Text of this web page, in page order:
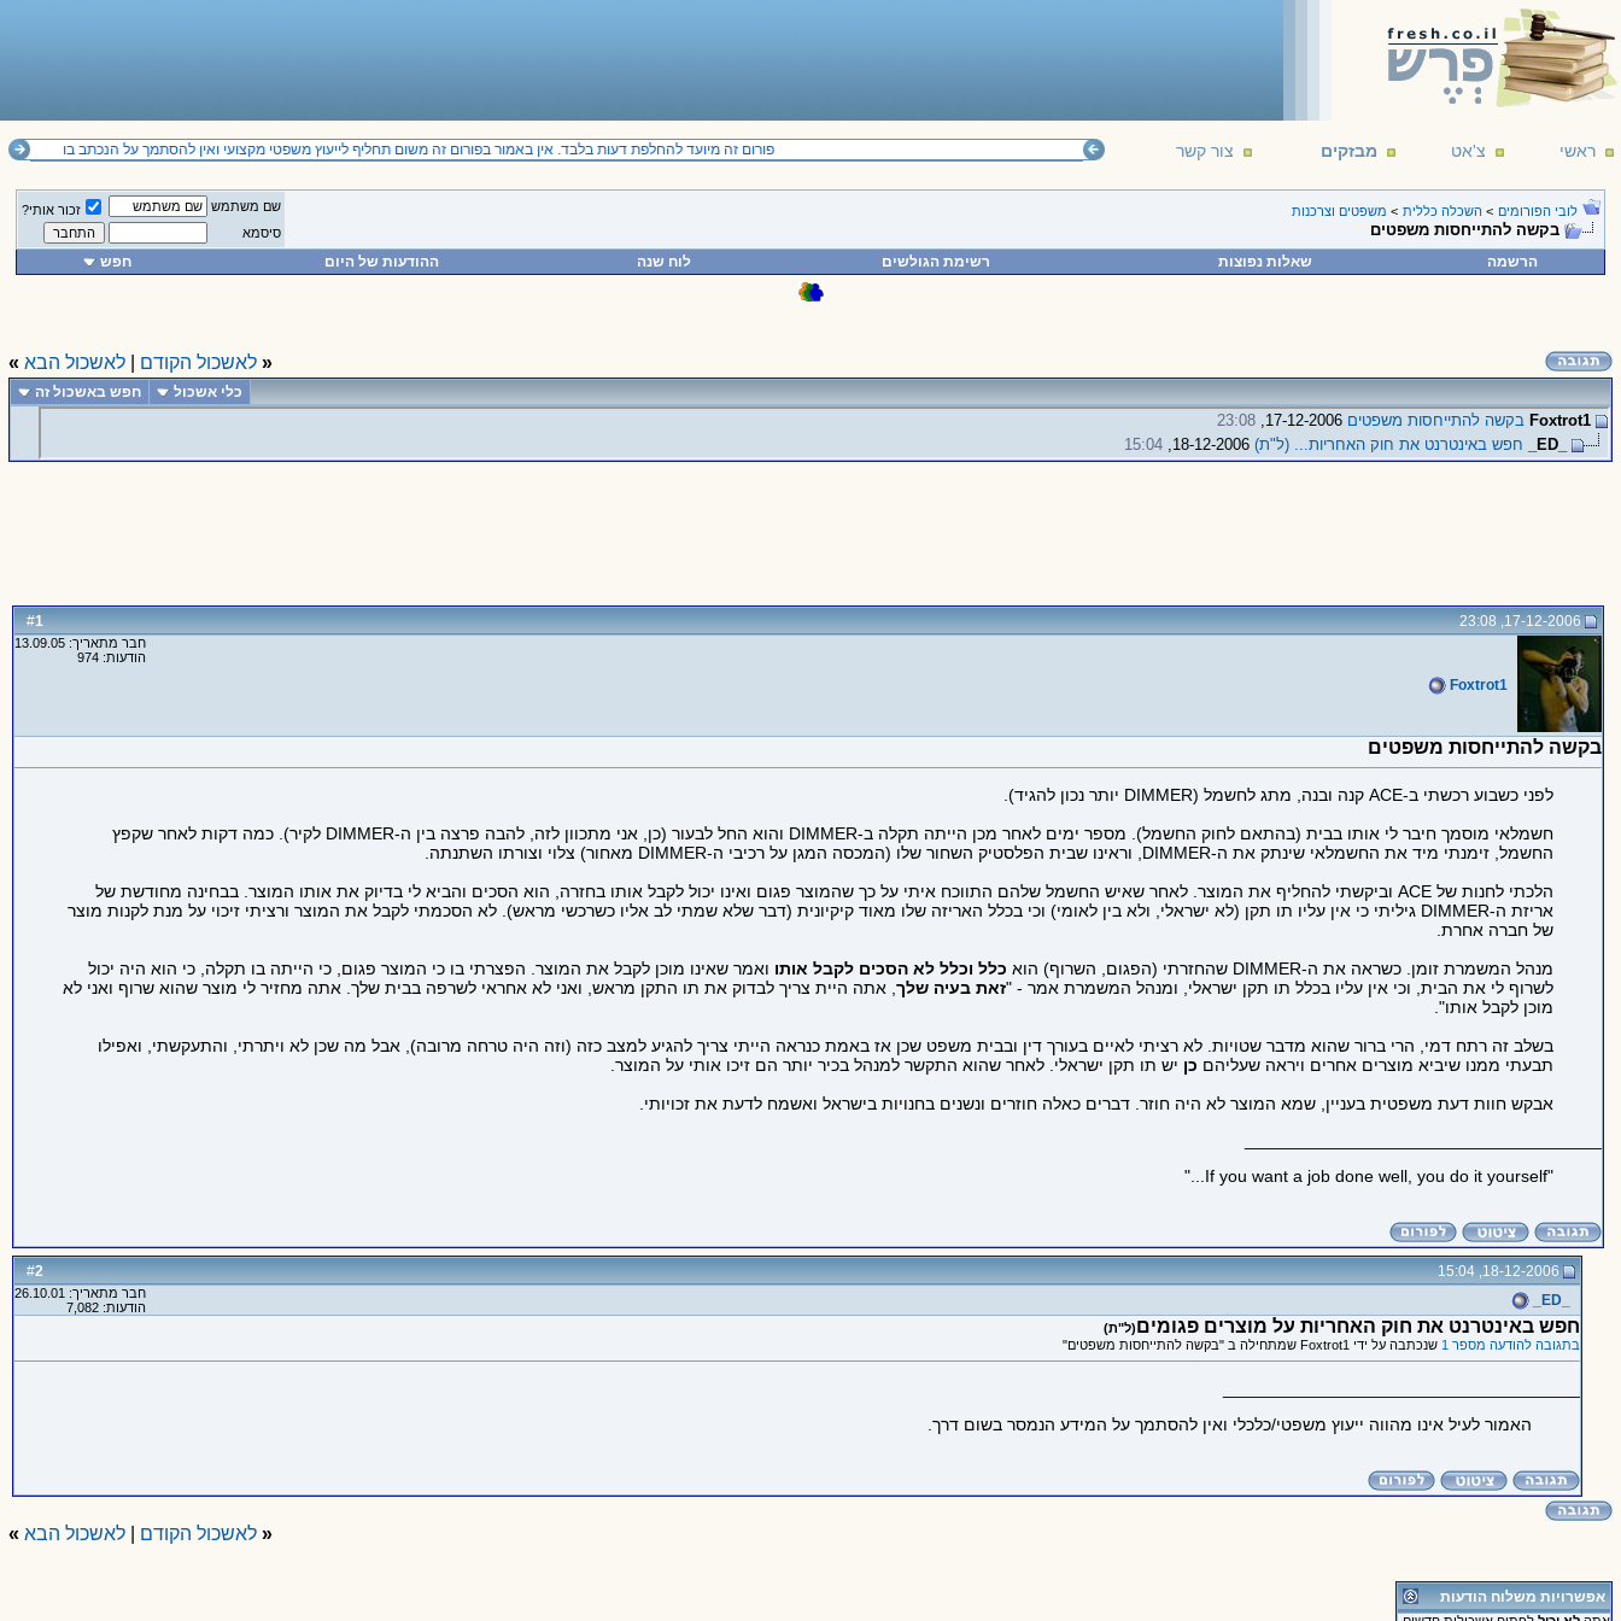
ראשי צ'אט מבזקים צור קשר פורום זה מיועד להחלפת דעות בלבד. אין באמור בפורום זה משום תחליף לייעוץ משפטי מקצועי ואין להסתמך על הנכתב בו
לובי הפורומים > השכלה כללית > משפטים וצרכנות
בקשה להתייחסות משפטים
שם משתמש
זכור אותי?
סיסמא
הרשמה שאלות נפוצות רשימת הגולשים לוח שנה ההודעות של היום חפש
« לאשכול הקודם לאשכול הבא »
כלי אשכול חפש באשכול זה
Foxtrot1 בקשה להתייחסות משפטים
23:08
חפש באינטרנט את חוק האחריות... (ל"ת)18-12-2006,
15:04
#
1 17-12-2006, 23:08
Foxtrot1
חבר מתאריך: 13.09.05
הודעות: 974
בקשה להתייחסות משפטים
לפני כשבוע רכשתי ב-ACE קנה ובנה, מתג לחשמל (DIMMER יותר נכון להגיד).
חשמלאי מוסמך חיבר לי אותו בבית (בהתאם לחוק החשמל). מספר ימים לאחר מכן הייתה תקלה ב-DIMMER והוא החל לבעור (כן, אני מתכוון לזה, להבה פרצה בין ה-DIMMER לקיר). כמה דקות לאחר שקפץ
החשמל, זימנתי מיד את החשמלאי שינתק את ה-DIMMER, וראינו שבית הפלסטיק השחור שלו (המכסה המגן על רכיבי ה-DIMMER מאחור) צלוי וצורתו השתנתה.
הלכתי לחנות של ACE וביקשתי להחליף את המוצר. לאחר שאיש החשמל שלהם התווכח איתי על כך שהמוצר פגום ואינו יכול לקבל אותו בחזרה, הוא הסכים והביא לי בדיוק את אותו המוצר. בבחינה מחודשת של
אריזת ה-DIMMER גיליתי כי אין עליו תו תקן (לא ישראלי, ולא בין לאומי) וכי בכלל האריזה שלו מאוד קיקיונית (דבר שלא שמתי לב אליו כשרכשי מראש). לא הסכמתי לקבל את המוצר ורציתי זיכוי על מנת לקנות מוצר
של חברה אחרת.
מנהל המשמרת זומן. כשראה את ה-DIMMER שהחזרתי (הפגום, השרוף) הוא
כלל וכלל לא הסכים לקבל אותו ואמר שאינו מוכן לקבל את המוצר. הפצרתי בו כי המוצר פגום, כי הייתה בו תקלה, כי הוא היה יכול
לשרוף לי את הבית, וכי אין עליו בכלל תו תקן ישראלי, ומנהל המשמרת אמר - "זאת בעיה שלך, אתה היית צריך לבדוק את תו התקן מראש, ואני לא אחראי לשרפה בבית שלך. אתה מחזיר לי מוצר שהוא שרוף ואני לא
מוכן לקבל אותו".
בשלב זה רתח דמי, הרי ברור שהוא מדבר שטויות. לא רציתי לאיים בעורך דין ובבית משפט שכן אז באמת כנראה הייתי צריך להגיע למצב כזה (וזה היה טרחה מרובה), אבל מה שכן לא ויתרתי, והתעקשתי, ואפילו
תבעתי ממנו שיביא מוצרים אחרים ויראה שעליהם כן יש תו תקן ישראלי. לאחר שהוא התקשר למנהל בכיר יותר הם זיכו אותי על המוצר.
אבקש חוות דעת משפטית בעניין, שמא המוצר לא היה חוזר. דברים כאלה חוזרים ונשנים בחנויות בישראל ואשמח לדעת את זכויותי.
"If you want a job done well, you do it yourself..."
#
2
18-12-2006, 15:04
חבר מתאריך: 26.10.01
הודעות: 7,082
חפש באינטרנט את חוק האחריות על מוצרים פגומים(ל"ת)
בתגובה להודעה מספר 1
שנכתבה על ידי Foxtrot1 שמתחילה ב "בקשה להתייחסות משפטים"
האמור לעיל אינו מהווה ייעוץ משפטי/כלכלי ואין להסתמך על המידע הנמסר בשום דרך.
« לאשכול הקודם |לאשכול הבא »
אפשרויות משלוח הודעות